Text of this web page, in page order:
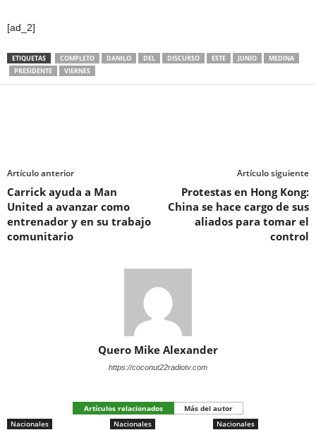
[ad_2]
ETIQUETAS COMPLETO DANILO DEL DISCURSO ESTE JUNIO
MEDINA
PRESIDENTE
VIERNES
Artículo anterior
Carrick ayuda a Man
United a avanzar como
entrenador y en su trabajo
comunitario
Artículo siguiente
Protestas en Hong Kong:
China se hace cargo de sus
aliados para tomar el
control
Quero Mike Alexander
https://coconut22radiotv.com
Artículos relacionados
Más del autor
Nacionales
Nacionales Nacionales